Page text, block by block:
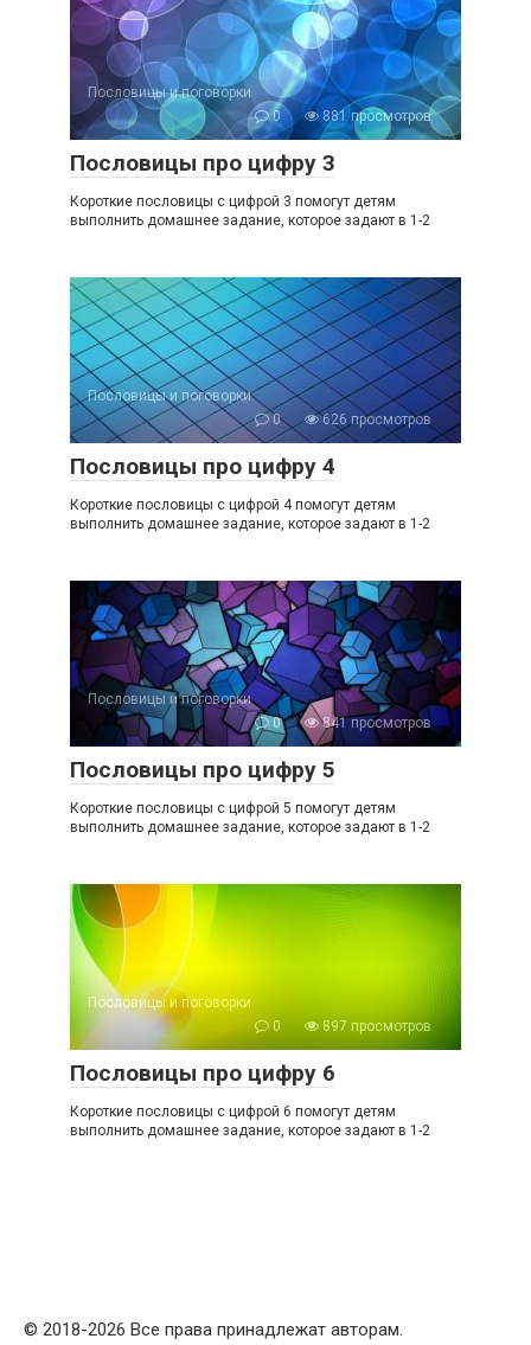
Пословицы и поговорки
0
881 просмотров
Пословицы про цифру 3
Короткие пословицы с цифрой 3 помогут детям
выполнить домашнее задание, которое задают в 1-2
Пословицы и поговорки
0
626 просмотров
Пословицы про цифру 4
Короткие пословицы с цифрой 4 помогут детям
выполнить домашнее задание, которое задают в 1-2
Пословицы и поговорки
0
841 просмотров
Пословицы про цифру 5
Короткие пословицы с цифрой 5 помогут детям
выполнить домашнее задание, которое задают в 1-2
Пословицы и поговорки
0
897 просмотров
Пословицы про цифру 6
Короткие пословицы с цифрой 6 помогут детям
выполнить домашнее задание, которое задают в 1-2
© 2018-2026 Все права принадлежат авторам.